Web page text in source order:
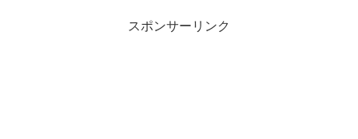
スポンサーリンク